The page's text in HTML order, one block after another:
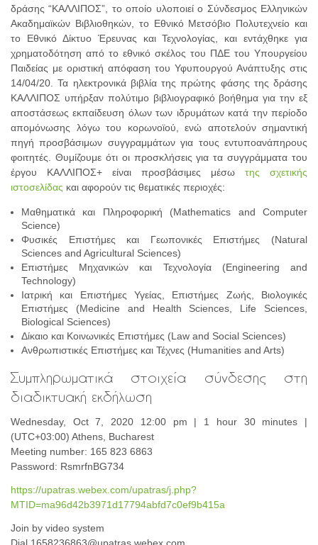
δράσης “ΚΑΛΛΙΠΟΣ”, το οποίο υλοποιεί ο Σύνδεσμος Ελληνικών
Ακαδημαϊκών Βιβλιοθηκών, το Εθνικό Μετσόβιο Πολυτεχνείο και
το Εθνικό Δίκτυο Έρευνας και Τεχνολογίας, και εντάχθηκε για
χρηματοδότηση από το εθνικό σκέλος του ΠΔΕ του Υπουργείου
Παιδείας με οριστική απόφαση του Υφυπουργού Ανάπτυξης στις
14/04/20. Τα ηλεκτρονικά βιβλία της πρώτης φάσης της δράσης
ΚΑΛΛΙΠΟΣ υπήρξαν πολύτιμο βιβλιογραφικό βοήθημα για την εξ
αποστάσεως εκπαίδευση όλων των ιδρυμάτων κατά την περίοδο
απομόνωσης λόγω του κορωνοϊού, ενώ αποτελούν σημαντική
πηγή προσβάσιμων συγγραμμάτων για τους εντυποανάπηρους
φοιτητές. Θυμίζουμε ότι οι προσκλήσεις για τα συγγράμματα του
έργου ΚΑΛΛΙΠΟΣ+ είναι προσβάσιμες μέσω της σχετικής
ιστοσελίδας και αφορούν τις θεματικές περιοχές:
Μαθηματικά και Πληροφορική (Mathematics and Computer
Science)
Φυσικές Επιστήμες και Γεωπονικές Επιστήμες (Natural
Sciences and Agricultural Sciences)
Επιστήμες Μηχανικών και Τεχνολογία (Engineering and
Technology)
Ιατρική και Επιστήμες Υγείας, Επιστήμες Ζωής, Βιολογικές
Επιστήμες (Medicine and Health Sciences, Life Sciences,
Biological Sciences)
Δίκαιο και Κοινωνικές Επιστήμες (Law and Social Sciences)
Ανθρωπιστικές Επιστήμες και Τέχνες (Humanities and Arts)
Συμπληρωματικά στοιχεία σύνδεσης στη
διαδικτυακή εκδήλωση
Wednesday, Oct 7, 2020 12:00 pm | 1 hour 30 minutes |
(UTC+03:00) Athens, Bucharest
Meeting number: 165 823 6863
Password: RsmrfnBG734
https://upatras.webex.com/upatras/j.php?
MTID=ma96d42b3971d17794abfd7c0ef9b415a
Join by video system
Dial 1658236863@upatras.webex.com